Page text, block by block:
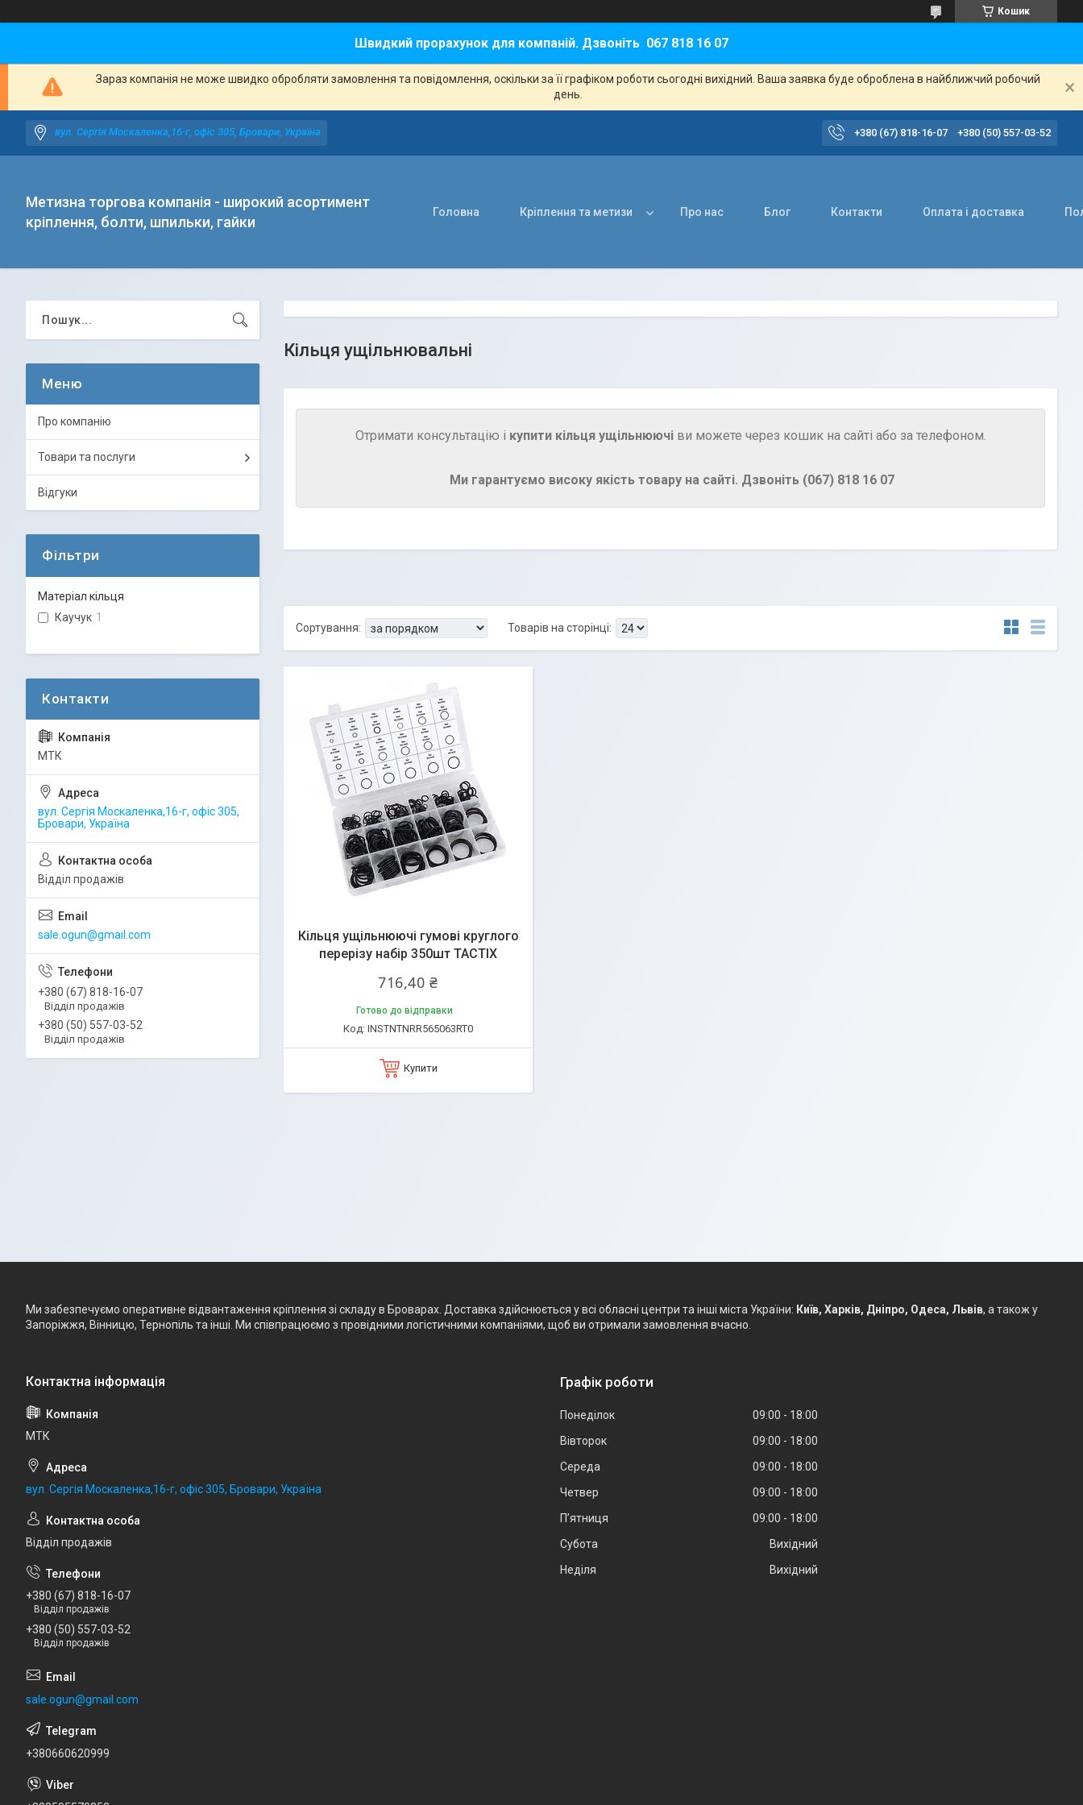
Кошик
Швидкий прорахунок для компаній. Дзвоніть 067 818 16 07
Зараз компанія не може швидко обробляти замовлення та повідомлення, оскільки за її графіком роботи сьогодні вихідний. Ваша заявка буде оброблена в найближчий робочий
день.
вул. Сергія Москаленка,16-г, офіс 305, Бровари, Україна +380 (67) 818-16-07 +380 (50) 557-03-52
Метизна торгова компанія - широкий асортимент
кріплення, болти, шпильки, гайки
Головна Кріплення та метизи Про нас Блог Контакти Оплата і доставка
Кільця ущільнювальні
Отримати консультацію і купити кільця ущільнюючіви можете через кошик на сайті або за телефоном.
Ми гарантуємо високу якість товару на сайті. Дзвоніть (067) 818 16 07
Кільця ущільнюючі гумові круглого
перерізу набір 350шт TACTIX
716,40 ₴
Готово до відправки
INSTNTNRR565063RT0
Купити
Про компанію
Товари та послуги
Відгуки
Фільтри
Матеріал кільця
Каучук 1
МТК
вул. Сергія Москаленка,16-г, офіс 305,
Бровари, Україна
Відділ продажів
sale.ogun@gmail.com
+380 (67) 818-16-07
Відділ продажів
+380 (50) 557-03-52
Відділ продажів
Ми забезпечуємо оперативне відвантаження кріплення зі складу в Броварах. Доставка здійснюється у всі обласні центри та інші міста України: Київ, Харків, Дніпро, Одеса, Львів, а також у
Запоріжжя, Вінницю, Тернопіль та інші. Ми співпрацюємо з провідними логістичними компаніями, щоб ви отримали замовлення вчасно.
МТК
вул. Сергія Москаленка,16-г, офіс 305, Бровари, Україна
Відділ продажів
+380 (67) 818-16-07
Відділ продажів
+380 (50) 557-03-52
Відділ продажів
sale.ogun@gmail.com
+380660620999
Графік роботи
Понеділок 09:00
18:00
Вівторок
09:00
18:00
Середа
09:00
18:00
Четвер
09:00
18:00
Пʼятниця
09:00
18:00
Субота
Вихідний
Неділя
Вихідний